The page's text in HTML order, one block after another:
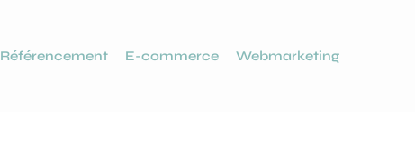
Référencement E-commerce Webmarketing